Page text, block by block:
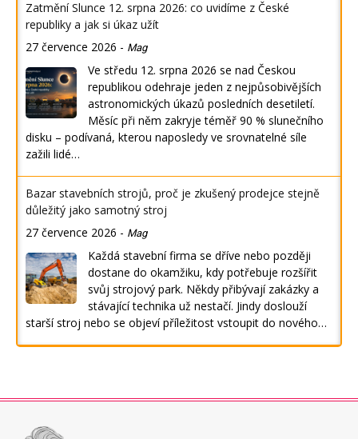
Zatmění Slunce 12. srpna 2026: co uvidíme z České
republiky a jak si úkaz užít
27 července 2026 - Mag
Ve středu 12. srpna 2026 se nad Českou
republikou odehraje jeden z nejpůsobivějších
astronomických úkazů posledních desetiletí.
Měsíc při něm zakryje téměř 90 % slunečního
disku – podívaná, kterou naposledy ve srovnatelné síle
zažili lidé…
Bazar stavebních strojů, proč je zkušený prodejce stejně
důležitý jako samotný stroj
27 července 2026 - Mag
Každá stavební firma se dříve nebo později
dostane do okamžiku, kdy potřebuje rozšířit
svůj strojový park. Někdy přibývají zakázky a
stávající technika už nestačí. Jindy doslouží
starší stroj nebo se objeví příležitost vstoupit do nového…